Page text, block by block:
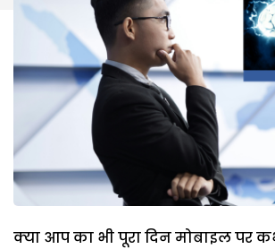
क्या आप का भी पूरा दिन मोबाइल पर